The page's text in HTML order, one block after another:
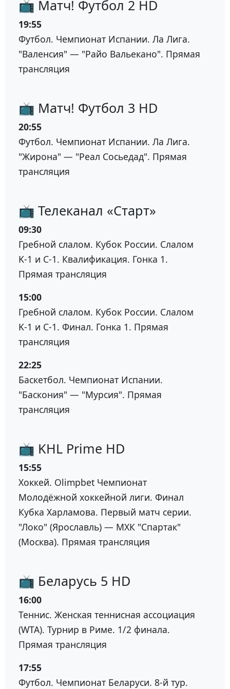
📺 Матч! Футбол 2 HD
19:55
Футбол. Чемпионат Испании. Ла Лига.
"Валенсия" — "Райо Вальекано". Прямая
трансляция
📺 Матч! Футбол 3 HD
20:55
Футбол. Чемпионат Испании. Ла Лига.
"Жирона" — "Реал Сосьедад". Прямая
трансляция
📺 Телеканал «Старт»
09:30
Гребной слалом. Кубок России. Слалом
K-1 и C-1. Квалификация. Гонка 1.
Прямая трансляция
15:00
Гребной слалом. Кубок России. Слалом
K-1 и C-1. Финал. Гонка 1. Прямая
трансляция
22:25
Баскетбол. Чемпионат Испании.
"Баскония" — "Мурсия". Прямая
трансляция
📺 KHL Prime HD
15:55
Хоккей. Olimpbet Чемпионат
Молодёжной хоккейной лиги. Финал
Кубка Харламова. Первый матч серии.
"Локо" (Ярославль) — МХК "Спартак"
(Москва). Прямая трансляция
📺 Беларусь 5 HD
16:00
Теннис. Женская теннисная ассоциация
(WTA). Турнир в Риме. 1/2 финала.
Прямая трансляция
17:55
Футбол. Чемпионат Беларуси. 8-й тур.